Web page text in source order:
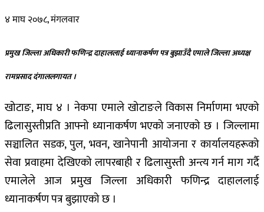
४ माघ २०७८, मंगलवार
प्रमुख जिल्ला अधिकारी फणिन्द्र दाहाललाई ध्यानाकर्षण पत्र बुझाउँदै एमाले जिल्ला अध्यक्ष
रामप्रसाद दंगाललगायत ।
खोटाङ, माघ ४ । नेकपा एमाले खोटाङले विकास निर्माणमा भएको
ढिलासुस्तीप्रति आफ्नो ध्यानाकर्षण भएको जनाएको छ । जिल्लामा
सञ्चालित सडक, पुल, भवन, खानेपानी आयोजना र कार्यालयहरूको
सेवा प्रवाहमा देखिएको लापरबाही र ढिलासुस्ती अन्त्य गर्न माग गर्दै
एमालेले आज प्रमुख जिल्ला अधिकारी फणिन्द्र दाहाललाई
ध्यानाकर्षण पत्र बुझाएको छ ।